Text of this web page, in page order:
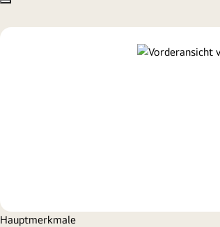
Copy model name
Hauptmerkmale